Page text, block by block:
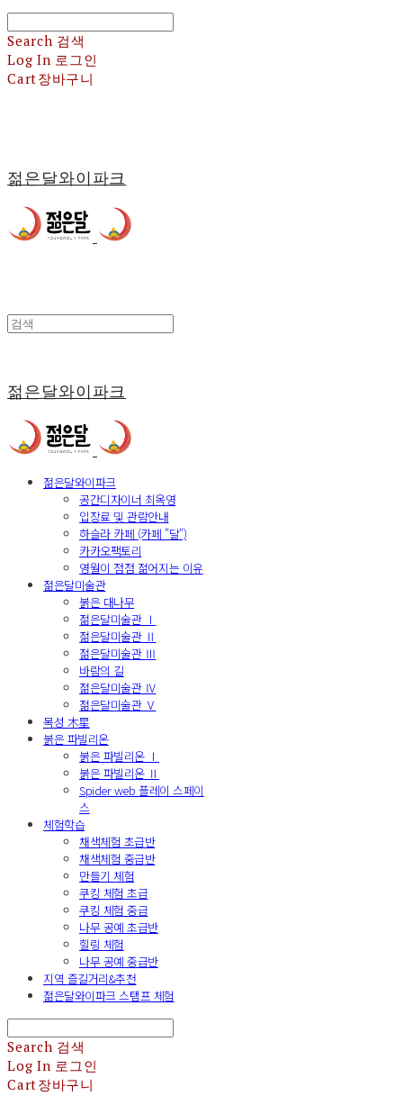
Search 검색
Log In 로그인
Cart장바구니
젊은달와이파크
젊은달와이파크
젊은달와이파크
공간디자이너 최옥영
입장료 및 관람안내
하슬라 카페 (카페 "달")
카카오팩토리
영월이 점점 젊어지는 이유
젊은달미술관
붉은 대나무
젊은달미술관 Ⅰ
젊은달미술관 Ⅱ
젊은달미술관 Ⅲ
바람의 길
젊은달미술관 Ⅳ
젊은달미술관 Ⅴ
목성 木星
붉은 파빌리온
붉은 파빌리온 Ⅰ
붉은 파빌리온 Ⅱ
Spider web 플레이 스페이
스
체험학습
채색체험 초급반
채색체험 중급반
만들기 체험
쿠킹 체험 초급
쿠킹 체험 중급
나무 공예 초급반
힐링 체험
나무 공예 중급반
지역 즐길거리&추천
젊은달와이파크 스탬프 체험
Search 검색
Log In 로그인
Cart장바구니